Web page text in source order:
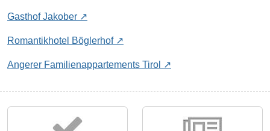
Gasthof Jakober
Romantikhotel Böglerhof
Angerer Familienappartements Tirol